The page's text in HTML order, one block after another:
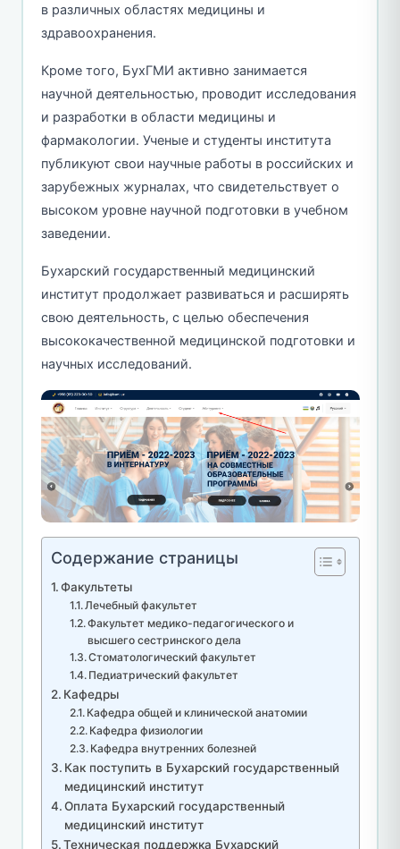
в различных областях медицины и
здравоохранения.
Кроме того, БухГМИ активно занимается
научной деятельностью, проводит исследования
и разработки в области медицины и
фармакологии. Ученые и студенты института
публикуют свои научные работы в российских и
зарубежных журналах, что свидетельствует о
высоком уровне научной подготовки в учебном
заведении.
Бухарский государственный медицинский
институт продолжает развиваться и расширять
свою деятельность, с целью обеспечения
высококачественной медицинской подготовки и
научных исследований.
Содержание страницы
Факультеты
Лечебный факультет
Факультет медико-педагогического и
высшего сестринского дела
Стоматологический факультет
Педиатрический факультет
Кафедры
Кафедра общей и клинической анатомии
Кафедра физиологии
Кафедра внутренних болезней
Как поступить в Бухарский государственный
медицинский институт
Оплата Бухарский государственный
медицинский институт
Техническая поддержка Бухарский